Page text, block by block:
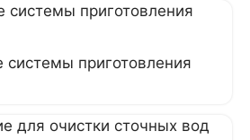
системы приготовления